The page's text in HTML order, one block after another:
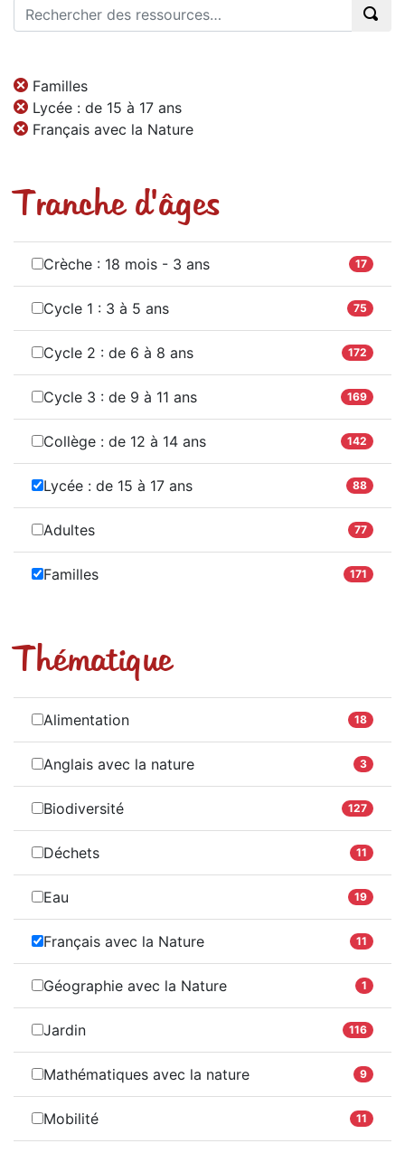
Familles
Lycée : de 15 à 17 ans
Français avec la Nature
Tranche d'âges
Crèche : 18 mois - 3 ans 17
Cycle 1 : 3 à 5 ans 75
Cycle 2 : de 6 à 8 ans 172
Cycle 3 : de 9 à 11 ans 169
Collège : de 12 à 14 ans 142
Lycée : de 15 à 17 ans 88
Adultes 77
Familles 171
Thématique
Alimentation 18
Anglais avec la nature 3
Biodiversité 127
Déchets 11
Eau 19
Français avec la Nature 11
Géographie avec la Nature 1
Jardin 116
Mathématiques avec la nature 9
Mobilité 11